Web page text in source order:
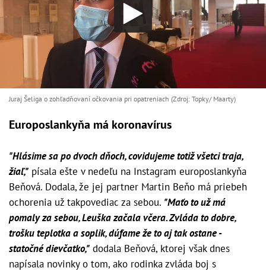
Juraj Šeliga o zohľadňovaní očkovania pri opatreniach (Zdroj: Topky/ Maarty)
Europoslankyňa má koronavírus
"Hlásime sa po dvoch dňoch, covidujeme totiž všetci traja,
žiaľ," písala ešte v nedeľu na Instagram europoslankyňa
Beňová. Dodala, že jej partner Martin Beňo má priebeh
ochorenia už takpovediac za sebou. "Maťo to už má
pomaly za sebou, Leuška začala včera. Zvláda to dobre,
trošku teplotka a soplik, dúfame že to aj tak ostane -
statočné dievčatko," dodala Beňová, ktorej však dnes
napísala novinky o tom, ako rodinka zvláda boj s